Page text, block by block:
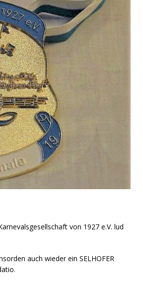
von 1927 e.V. lud
auch wieder ein SELHOFER